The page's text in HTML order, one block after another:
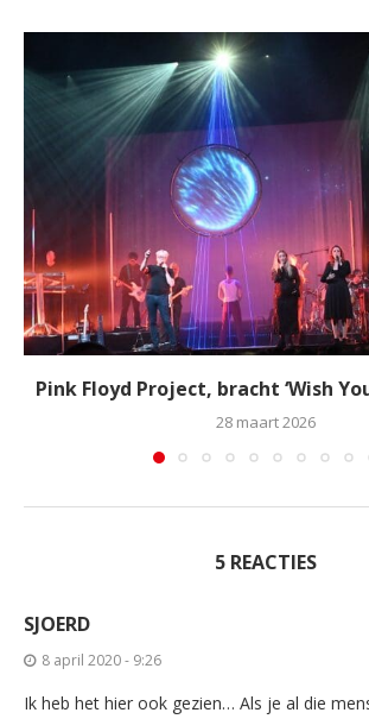
Pink Floyd Project, bracht ‘Wish
28 maart 2026
5 REACTIES
SJOERD
8 april 2020 - 9:26
Ik heb het hier ook gezien… Als je al die